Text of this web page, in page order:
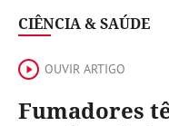
CIÊNCIA & SAÚDE
OUVIR ARTIGO
Fumadores